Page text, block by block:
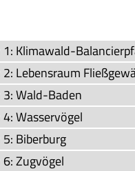
Klimawald-
Lebensraum
Wald-Baden
Wasservögel
Biberburg
Zugvögel